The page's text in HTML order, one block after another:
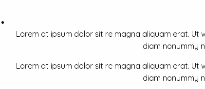
Lorem at ipsum dolor sit re magna aliquam erat. Ut
diam nonummy
Lorem at ipsum dolor sit re magna aliquam erat. Ut
diam nonummy